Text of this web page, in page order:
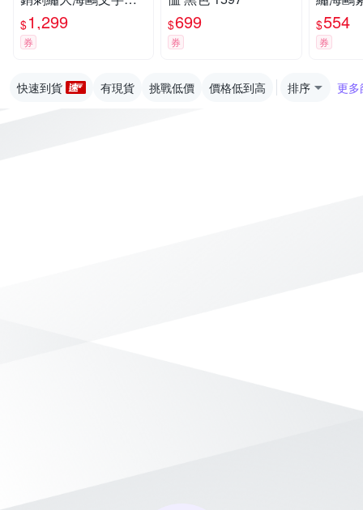
案長袖T恤-深藍色
$1,299
券
$699
券
水藍色
$554
券
快速到貨 有現貨 挑戰低價 價格低到高 排序 更多